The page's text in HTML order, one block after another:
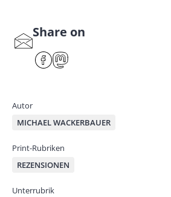
S
Share on
F
Autor
MICHAEL WACKERBAUER
Print-Rubriken
REZENSIONEN
Unterrubrik